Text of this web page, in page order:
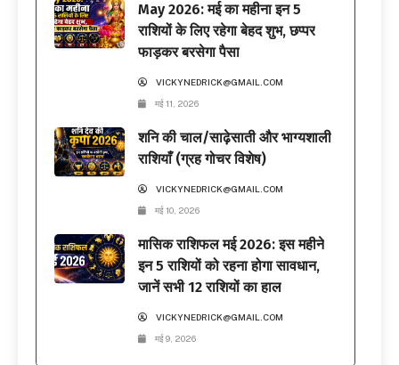
May 2026: मई का महीना इन 5
राशियों के लिए रहेगा बेहद शुभ, छप्पर
फाड़कर बरसेगा पैसा
VICKYNEDRICK@GMAIL.COM
मई 11, 2026
शनि की चाल/साढ़ेसाती और भाग्यशाली
राशियाँ (ग्रह गोचर विशेष)
VICKYNEDRICK@GMAIL.COM
मई 10, 2026
मासिक राशिफल मई 2026: इस महीने
इन 5 राशियों को रहना होगा सावधान,
जानें सभी 12 राशियों का हाल
VICKYNEDRICK@GMAIL.COM
मई 9, 2026